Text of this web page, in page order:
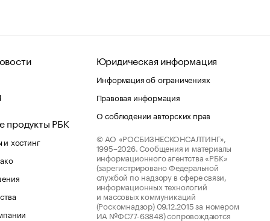
продукты РБК
хостинг
Юридическая информация
Информация об ограничениях
Правовая информация
О соблюдении авторских прав
© АО «РОСБИЗНЕСКОНСАЛТИНГ»,
1995–2026. Сообщения и материалы
информационного агентства «РБК»
(зарегистрировано Федеральной
службой по надзору в сфере связи,
информационных технологий
и массовых коммуникаций
(Роскомнадзор) 09.12.2015 за номером
ИА №ФС77-63848) сопровождаются